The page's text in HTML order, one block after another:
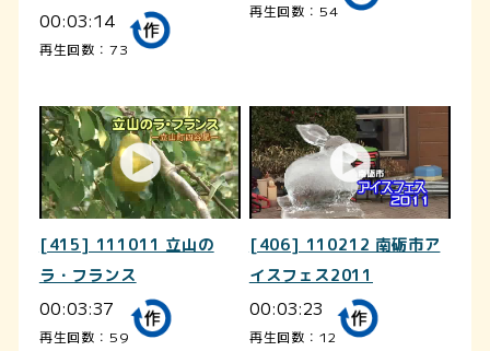
00:03:14
再生回数：73
再生回数：54
[415] 111011 立山の
ラ・フランス
00:03:37
再生回数：59
[406] 110212 南砺市ア
イスフェス2011
00:03:23
再生回数：12